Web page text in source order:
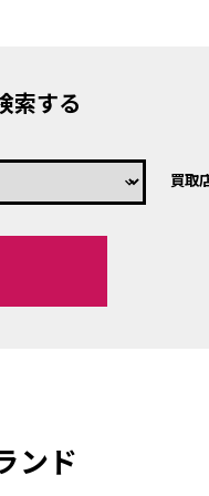
索する
keyboard_arrow_down 買取
ンド